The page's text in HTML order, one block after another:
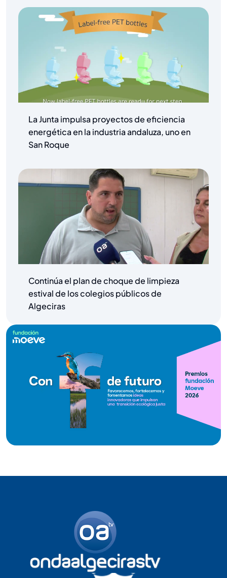
La Junta impulsa proyectos de eficiencia
energética en la industria andaluza, uno en
San Roque
Continúa el plan de choque de limpieza
estival de los colegios públicos de
Algeciras